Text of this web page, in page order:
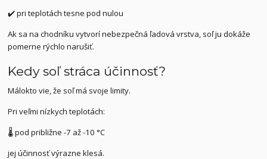
✔️ pri teplotách tesne pod nulou
Ak sa na chodníku vytvorí nebezpečná ľadová vrstva, soľ ju dokáže
pomerne rýchlo narušiť.
Kedy soľ stráca účinnosť?
Málokto vie, že soľ má svoje limity.
Pri veľmi nízkych teplotách:
🌡️ pod približne -7 až -10 °C
jej účinnosť výrazne klesá.